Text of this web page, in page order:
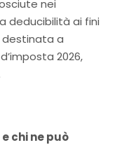
nei
deducibilità ai fini
destinata a
2026,
chi ne può